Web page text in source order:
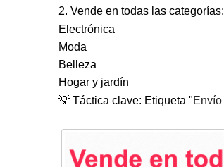
2. Vende en todas las categorías:
Electrónica
Moda
Belleza
Hogar y jardín
💡 Táctica clave: Etiqueta "Envío